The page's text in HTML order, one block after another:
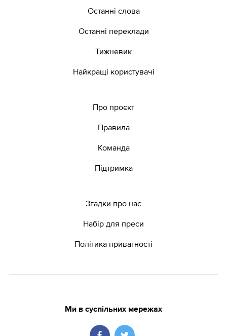
Останні слова
Останні переклади
Тижневик
Найкращі користувачі
Про проєкт
Правила
Команда
Підтримка
Згадки про нас
Набір для преси
Політика приватності
Ми в суспільних мережах